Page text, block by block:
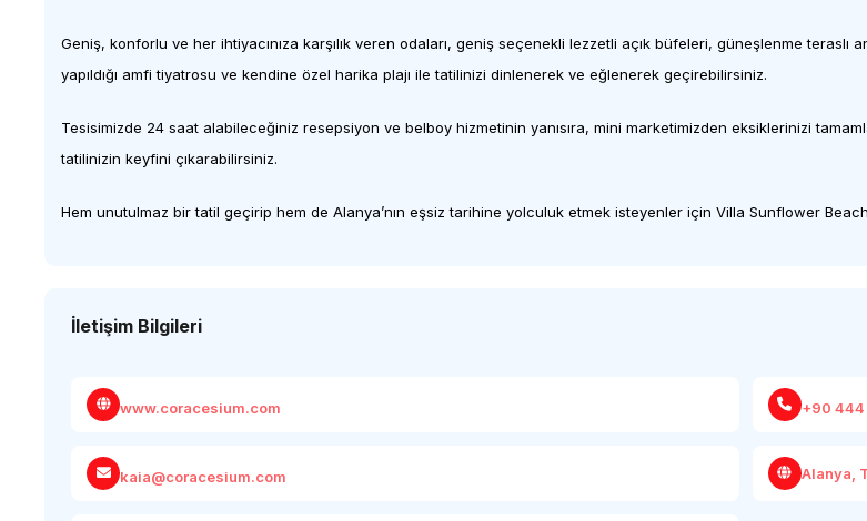
Geniş, konforlu ve her ihtiyacınıza karşılık veren odaları, geniş seçenekli lezzetli açık büfeleri, güneşlenme
yapıldığı amfi tiyatrosu ve kendine özel harika plajı ile tatilinizi dinlenerek ve eğlenerek geçirebilirsiniz.
Tesisimizde 24 saat alabileceğiniz resepsiyon ve belboy hizmetinin yanısıra, mini marketimizden eksiklerinizi
tatilinizin keyfini çıkarabilirsiniz.
Hem unutulmaz bir tatil geçirip hem de Alanya’nın eşsiz tarihine yolculuk etmek isteyenler için Villa Sunflower
İletişim Bilgileri
www.coracesium.com +90 444
kaia@coracesium.com Alanya,